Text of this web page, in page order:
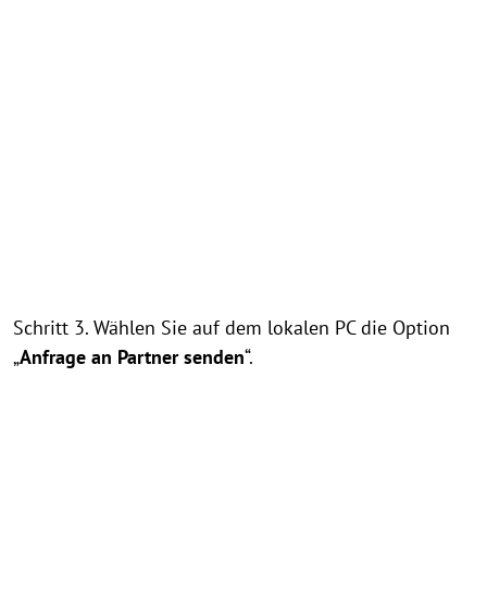
Schritt 3. Wählen Sie auf dem lokalen PC die Option
„Anfrage an Partner senden“.